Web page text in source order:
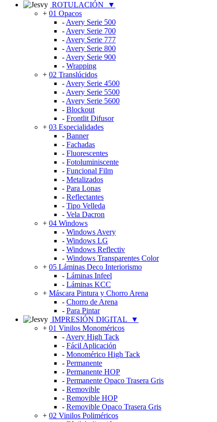
ROTULACIÓN
▼
+ 01 Opacos
- Avery Serie 500
- Avery Serie 700
- Avery Serie 777
- Avery Serie 800
- Avery Serie 900
- Wrapping
+ 02 Translúcidos
- Avery Serie 4500
- Avery Serie 5500
- Avery Serie 5600
- Blockout
- Frontlit Difusor
+ 03 Especialidades
- Banner
- Fachadas
- Fluorescentes
- Fotoluminiscente
- Funcional Film
- Metalizados
- Para Lonas
- Reflectantes
- Tipo Velleda
- Vela Dacron
+ 04 Windows
- Windows Avery
- Windows LG
- Windows Reflectiv
- Windows Transparentes Color
+ 05 Láminas Deco Interiorismo
- Láminas Infeel
- Láminas KCC
+ Máscara Pintura y Chorro Arena
- Chorro de Arena
- Para Pintar
IMPRESIÓN DIGITAL
▼
+ 01 Vinilos Monoméricos
- Avery High Tack
- Fácil Aplicación
- Monomérico High Tack
- Permanente
- Permanente HOP
- Permanente Opaco Trasera Gris
- Removible
- Removible HOP
- Removible Opaco Trasera Gris
+ 02 Vinilos Poliméricos